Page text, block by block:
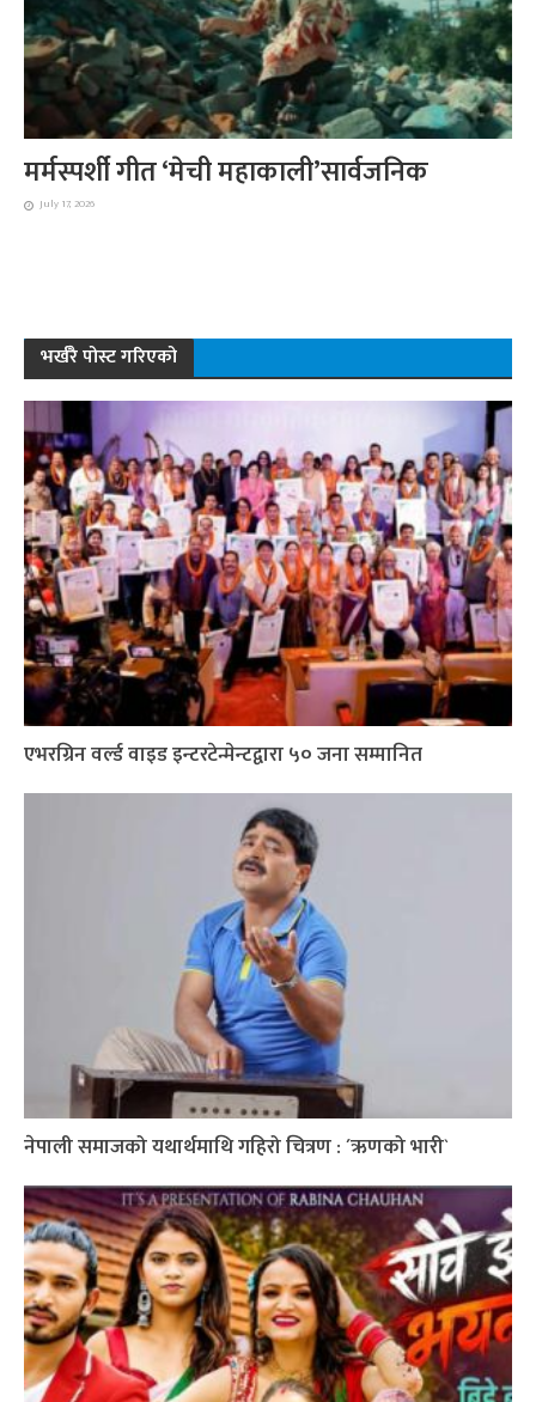
मर्मस्पर्शी गीत ‘मेची महाकाली’सार्वजनिक
July 17, 2026
भर्खरै पोस्ट गरिएको
एभरग्रिन वर्ल्ड वाइड इन्टरटेन्मेन्टद्वारा ५० जना सम्मानित
नेपाली समाजको यथार्थमाथि गहिरो चित्रण : ´ऋणको भारी`